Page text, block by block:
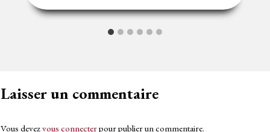
Laisser un commentaire
Vous devezvous connecterpour publier un commentaire.